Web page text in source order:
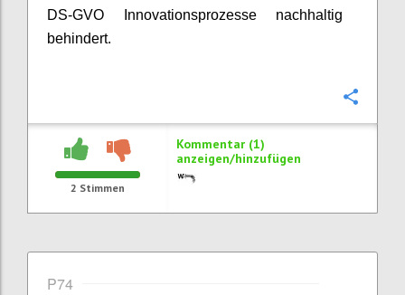
DS-GVO Innovationsprozesse nachhaltig
behindert.
2 Stimmen
Kommentar (1)
anzeigen/hinzufügen
P74